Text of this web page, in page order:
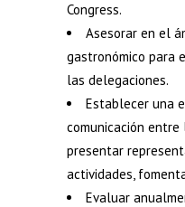
Congress.
Asesorar en el
gastronómico para
las delegaciones.
Establecer una
comunicación
presentar
actividades,
Evaluar